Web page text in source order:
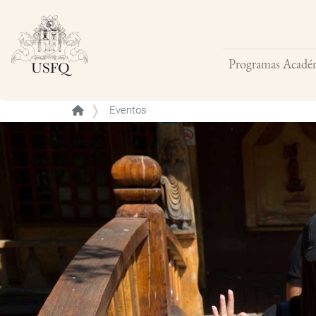
Programas
Buscar
Eventos